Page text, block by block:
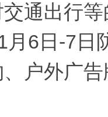
交通出行
月6日-7日
户外广